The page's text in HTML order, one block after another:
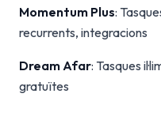
Momentum Plus:
recurrents, integracions
Dream Afar: Tasques
gratuïtes